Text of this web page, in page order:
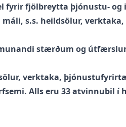
fyrir fjölbreytta þjónustu- og
s.s. heildsölur,
stærðum og
verktaka,
Alls eru 33 atvinnubil í